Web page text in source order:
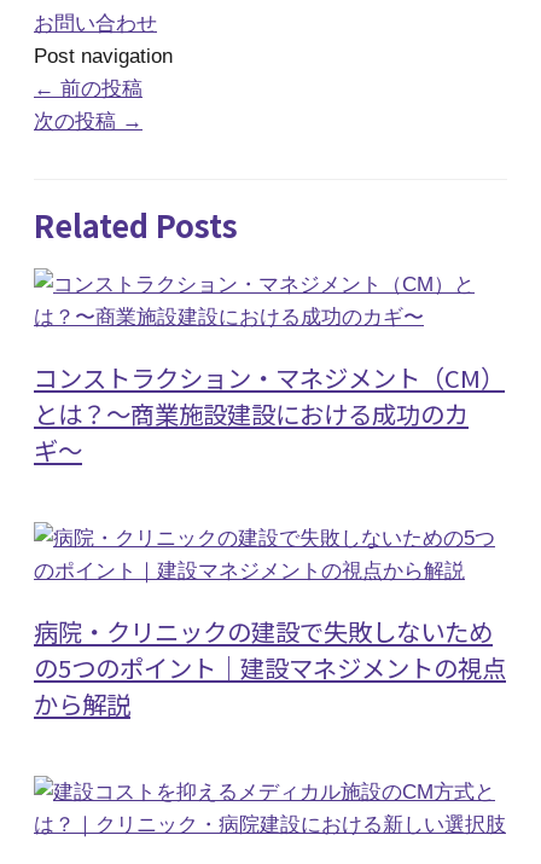
お問い合わせ
Post navigation
← 前の投稿
次の投稿 →
Related Posts
コンストラクション・マネジメント（CM）
とは？〜商業施設建設における成功のカ
ギ〜
病院・クリニックの建設で失敗しないため
の5つのポイント｜建設マネジメントの視点
から解説